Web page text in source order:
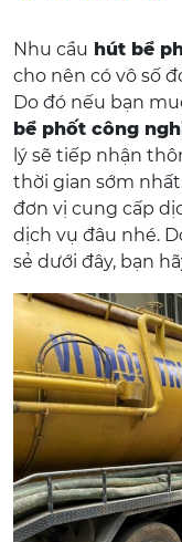
Nhu cầu hút bể
cho nên có vô số
Do đó nếu bạn
bể phốt công
lý sẽ tiếp nhận
thời gian sớm
đơn vị cung cấp
dịch vụ đâu nhé.
sẻ dưới đây, bạn